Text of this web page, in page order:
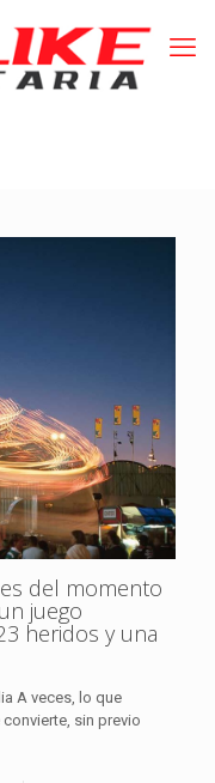
del momento
juego
heridos y una
A veces, lo que
sin previo